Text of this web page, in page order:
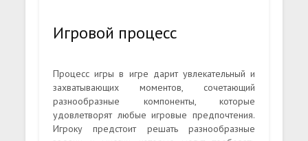
Игровой процесс
Процесс игры в игре дарит увлекательный и
захватывающих моментов, сочетающий
разнообразные компоненты, которые
удовлетворят любые игровые предпочтения.
Игроку предстоит решать разнообразные